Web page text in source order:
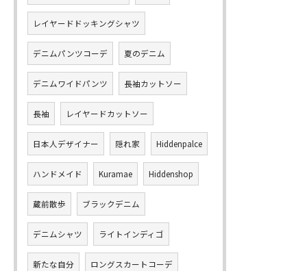
レイヤードドッキングシャツ
デニムパンツコーデ 夏のデニム
デニムワイドパンツ 長袖カットソー
長袖 レイヤードカットソー
日本人デザイナー 隠れ家 Hiddenpalce
ハンドメイド Kuramae Hiddenshop
蔵前散歩 ブラックデニム
デニムシャツ ライトインディゴ
新たな自分 ロングスカートコーデ